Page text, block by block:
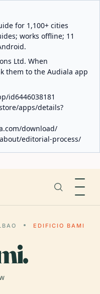
for 1,100+ cities
works offline; 11
Ltd. When
them to the Audiala app
id6446038181
apps/details?
download/
editorial-process/
EDIFICIO BAMI